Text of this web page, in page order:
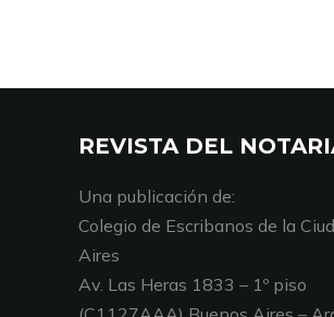
REVISTA DEL
Una publicación de:
Colegio de Escribanos de la
Aires
Av. Las Heras 1833 – 1º piso